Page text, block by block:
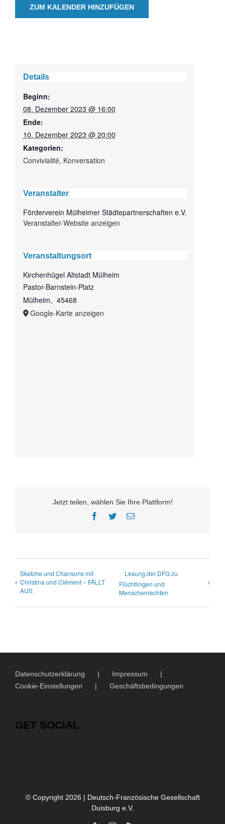
ZUM KALENDER HINZUFÜGEN
Details
Beginn:
08. Dezember 2023 @ 16:00
Ende:
10. Dezember 2023 @ 20:00
Kategorien:
Convivialité, Konversation
Veranstalter
Förderverein Mülheimer Städtepartnerschaften e.V.
Veranstalter-Website anzeigen
Veranstaltungsort
Kirchenhügel Altstadt Mülheim
Pastor-Barnstein-Platz
Mülheim, 45468
Google-Karte anzeigen
Jetzt teilen, wählen Sie Ihre Plattform!
Facebook
TwitterE-
Sketche und Chansons mit
Christina und Clément – FÄLLT
AUS
Lesung der DFG zu
Flüchtlingen und
Menschenrechten
Datenschutzerklärung
Impressum
Cookie-Einstellungen
Geschäftsbedingungen
GET SOCIAL
© Copyright 2026 | Deutsch-Französische Gesellschaft
Duisburg e.V.